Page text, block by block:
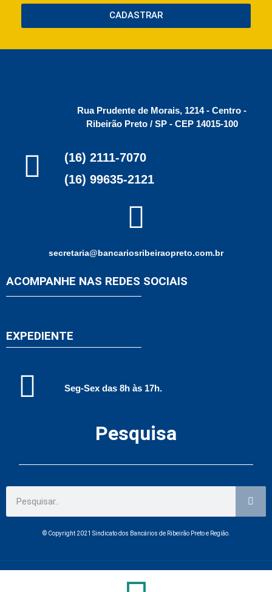
CADASTRAR
Rua Prudente de Morais, 1214 - Centro -
Ribeirão Preto / SP - CEP 14015-100
(16) 2111-7070
(16) 99635-2121
secretaria@bancariosribeiraopreto.com.br
ACOMPANHE NAS REDES SOCIAIS
EXPEDIENTE
Seg-Sex das 8h às 17h.
Pesquisa
© Copyright 2021 Sindicato dos Bancários de Ribeirão Preto e Região.